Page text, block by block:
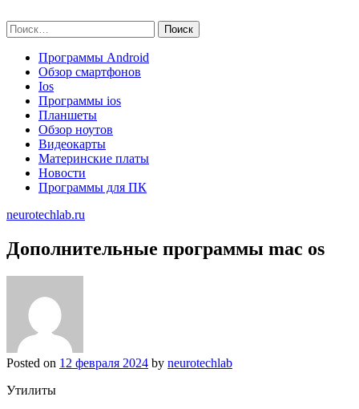
to
content
Найти:
Программы Android
Обзор смартфонов
Ios
Программы ios
Планшеты
Обзор ноутов
Видеокарты
Материнские платы
Новости
Программы для ПК
neurotechlab.ru
Дополнительные программы mac os
Posted on 12 февраля 2024 by neurotechlab
Утилиты